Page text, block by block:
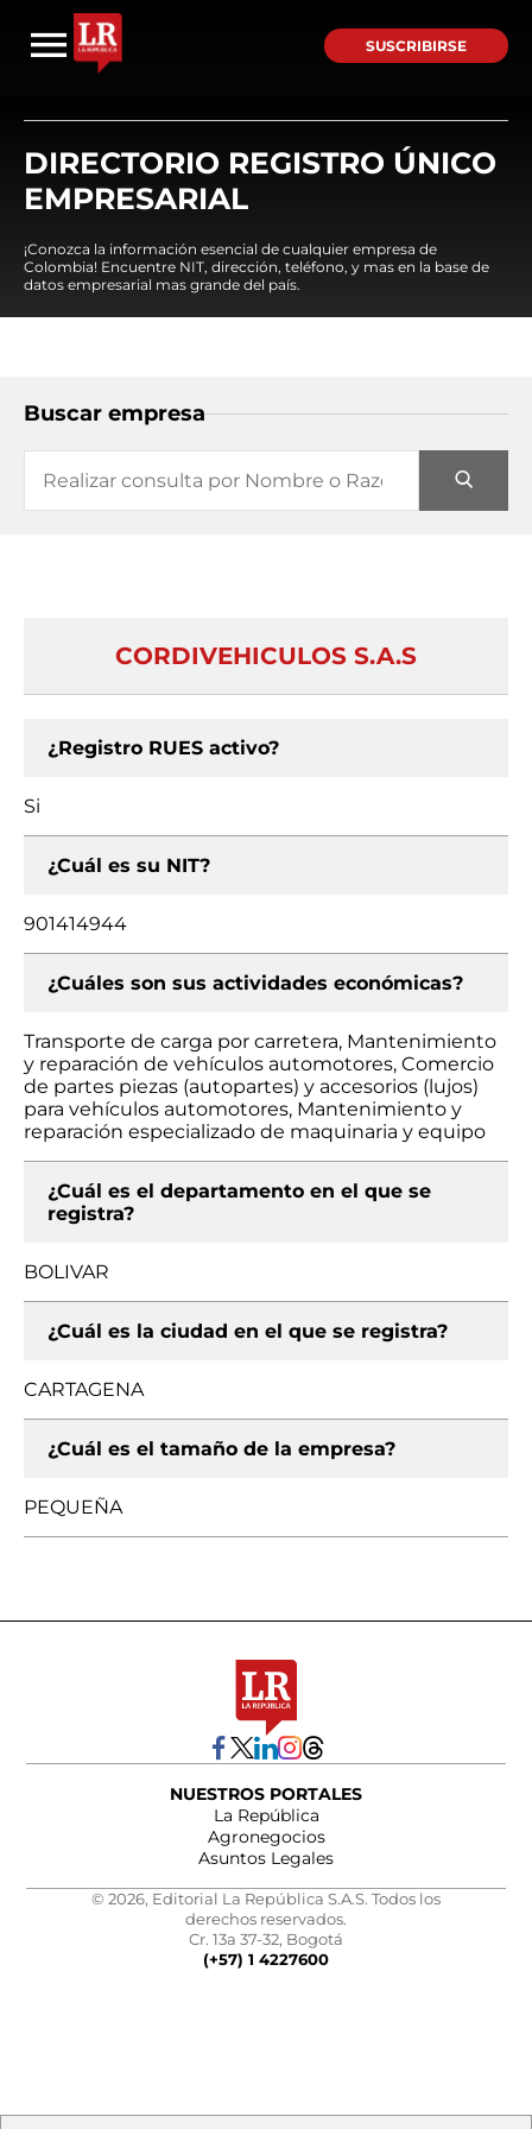
SUSCRIBIRSE
DIRECTORIO REGISTRO ÚNICO
EMPRESARIAL
¡Conozca la información esencial de cualquier empresa de
Colombia! Encuentre NIT, dirección, teléfono, y mas en la base de
datos empresarial mas grande del país.
Buscar empresa
CORDIVEHICULOS S.A.S
¿Registro RUES activo?
Si
¿Cuál es su NIT?
901414944
¿Cuáles son sus actividades económicas?
Transporte de carga por carretera, Mantenimiento
y reparación de vehículos automotores, Comercio
de partes piezas (autopartes) y accesorios (lujos)
para vehículos automotores, Mantenimiento y
reparación especializado de maquinaria y equipo
¿Cuál es el departamento en el que se
registra?
BOLIVAR
¿Cuál es la ciudad en el que se registra?
CARTAGENA
¿Cuál es el tamaño de la empresa?
PEQUEÑA
NUESTROS PORTALES
La República
Agronegocios
Asuntos Legales
© 2026, Editorial La República S.A.S. Todos los
derechos reservados.
Cr. 13a 37-32, Bogotá
(+57) 1 4227600